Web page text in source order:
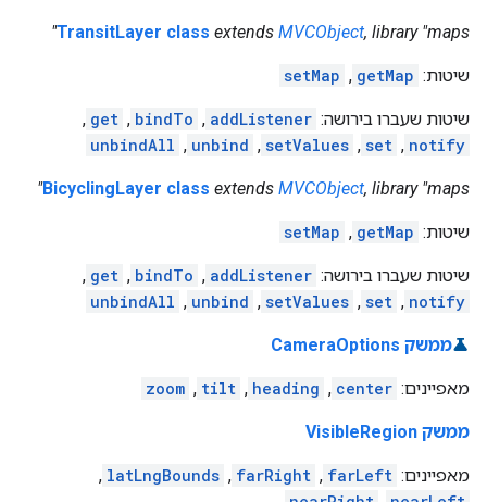
TransitLayer class extends MVCObject, library "maps"
שיטות: getMap
,
setMap
שיטות שעברו בירושה: addListener
,
bindTo
,
get
,
notify
,
set
,
setValues
,
unbind
,
unbindAll
BicyclingLayer class extends MVCObject, library "maps"
שיטות: getMap
,
setMap
שיטות שעברו בירושה: addListener
,
bindTo
,
get
,
notify
,
set
,
setValues
,
unbind
,
unbindAll
ממשק CameraOptions
מאפיינים: center
,
heading
,
tilt
,
zoom
ממשק VisibleRegion
מאפיינים: farLeft
,
farRight
,
latLngBounds
,